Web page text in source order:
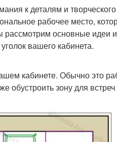
к деталям и
рабочее место,
рассмотрим основные идеи
вашего кабинета.
кабинете. Обычно это
обустроить зону для